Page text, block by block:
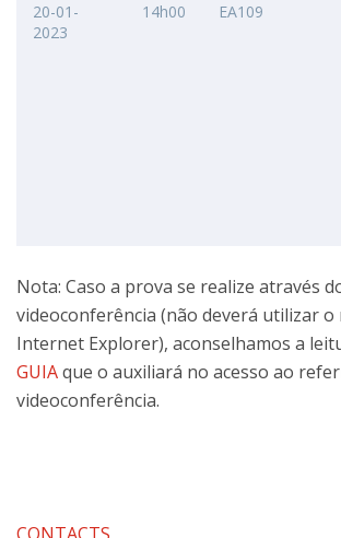
20-01-
2023
14h00 EA109
Nota: Caso a prova se realize através
videoconferência (não deverá utilizar o
Internet Explorer), aconselhamos a
GUIAque o auxiliará no acesso ao
videoconferência.